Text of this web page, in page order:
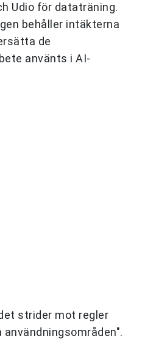
Udio för dataträning.
behåller intäkterna
de
använts i AI-
strider mot regler